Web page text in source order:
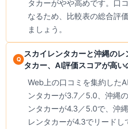
タカーがやや高めです。口
なるため、比較表の総合評
ましょう。
スカイレンタカーと沖縄の
タカー、AI評価スコアが高い
Web上の口コミを集約した
ンタカーが3.7／5.0、沖縄
ンタカーが4.3／5.0で、沖
レンタカーが4.3でリードし